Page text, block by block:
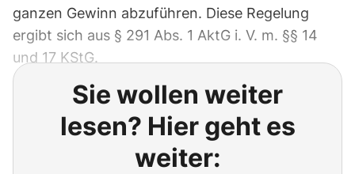
ganzen Gewinn abzuführen. Diese Regelung
ergibt sich aus § 291 Abs. 1 AktG i. V. m. §§ 14
und 17 KStG.
Sie wollen weiter
lesen? Hier geht es
weiter: